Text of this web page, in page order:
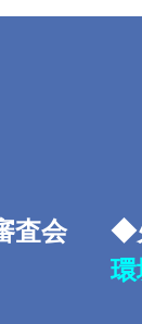
査会
◆
環